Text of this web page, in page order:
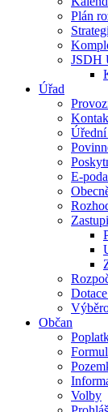
Plán
JSDH
Úřad
Úřední
E-
Občan
Volby